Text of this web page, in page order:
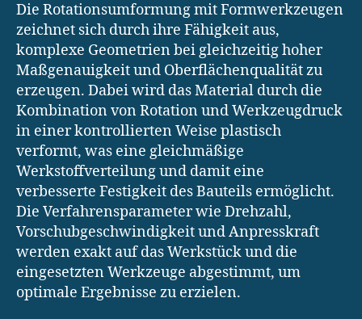
Die Rotationsumformung mit Formwerkzeugen
zeichnet sich durch ihre Fähigkeit aus,
komplexe Geometrien bei gleichzeitig hoher
Maßgenauigkeit und Oberflächenqualität zu
erzeugen. Dabei wird das Material durch die
Kombination von Rotation und Werkzeugdruck
in einer kontrollierten Weise plastisch
verformt, was eine gleichmäßige
Werkstoffverteilung und damit eine
verbesserte Festigkeit des Bauteils ermöglicht.
Die Verfahrensparameter wie Drehzahl,
Vorschubgeschwindigkeit und Anpresskraft
werden exakt auf das Werkstück und die
eingesetzten Werkzeuge abgestimmt, um
optimale Ergebnisse zu erzielen.